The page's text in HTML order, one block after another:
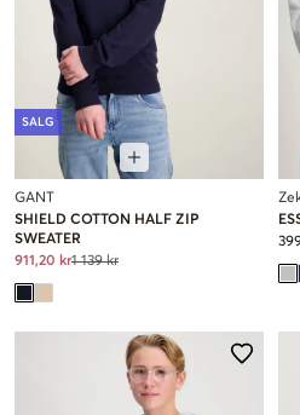
SALG
GANT
SHIELD COTTON HALF ZIP
SWEATER
911,20 kr1 139 kr